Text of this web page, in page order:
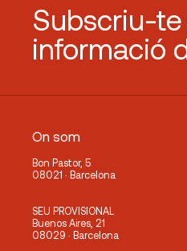
Subscriu-
informació
On som
Bon Pastor, 5
08021 · Barcelona
SEU PROVISIONAL
Buenos Aires, 21
08029 · Barcelona